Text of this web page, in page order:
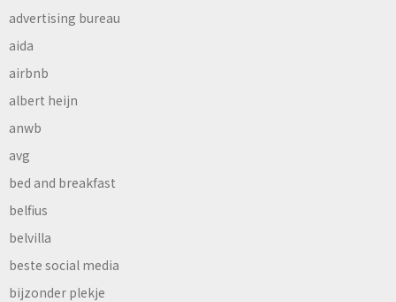
advertising bureau
aida
airbnb
albert heijn
anwb
avg
bed and breakfast
belfius
belvilla
beste social media
bijzonder plekje